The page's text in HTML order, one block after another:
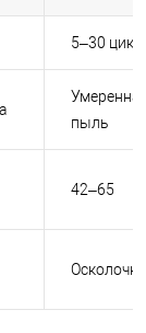
5–30
пыль
42–65